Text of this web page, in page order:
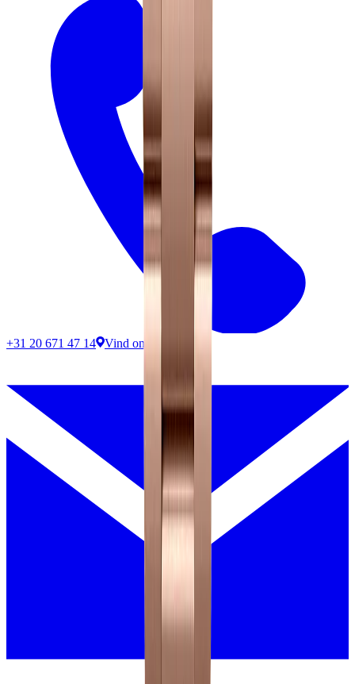
+31 20 671 47 14 Vind ons